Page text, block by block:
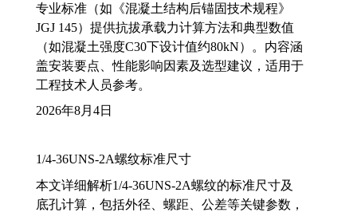
专业标准（如《混凝土结构后锚固技术规程》
JGJ 145）提供抗拔承载力计算方法和典型数值
（如混凝土强度C30下设计值约80kN）。内容涵
盖安装要点、性能影响因素及选型建议，适用于
工程技术人员参考。
2026年8月4日
1/4-36UNS-2A螺纹标准尺寸
本文详细解析1/4-36UNS-2A螺纹的标准尺寸及
底孔计算，包括外径、螺距、公差等关键参数，